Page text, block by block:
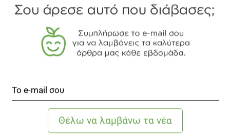
γραφείο στη Νέα Σμύρνη όπου δίνει τις
διατροφικές συμβουλές της σε ασθενείς και σε
ειδικές ομάδες ατόμων. Είναι επιστημονική
συνεργάτιδα της Ενδοκρινολογικής Μονάδας της Β'
Προπαιδευτικής Παθολογικής Κλινικής της
Μονάδας Έρευνας του Πανεπιστημίου Αθηνών και
Γνωρίστε την αρθογράφο